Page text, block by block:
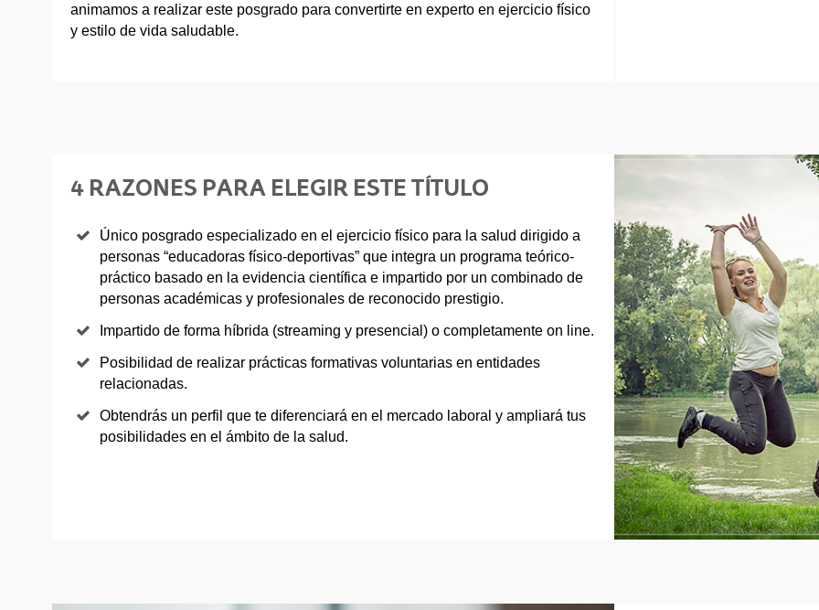
animamos a realizar este posgrado para convertirte en experto en ejercicio físico
y estilo de vida saludable.
4 RAZONES PARA ELEGIR ESTE TÍTULO
Único posgrado especializado en el ejercicio físico para la salud dirigido a
personas “educadoras físico-deportivas” que integra un programa teórico-
práctico basado en la evidencia científica e impartido por un combinado de
personas académicas y profesionales de reconocido prestigio.
Impartido de forma híbrida (streaming y presencial) o completamente on line.
Posibilidad de realizar prácticas formativas voluntarias en entidades
relacionadas.
Obtendrás un perfil que te diferenciará en el mercado laboral y ampliará tus
posibilidades en el ámbito de la salud.